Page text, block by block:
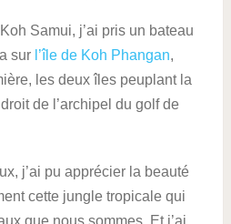
Samui, j’ai pris un bateau
sur l’île de Koh Phangan,
les deux îles peuplant la
de l’archipel du golf de
j’ai pu apprécier la beauté
cette jungle tropicale qui
que nous sommes. Et j’ai